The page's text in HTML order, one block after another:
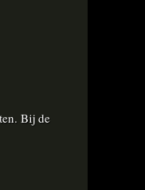
Bij de